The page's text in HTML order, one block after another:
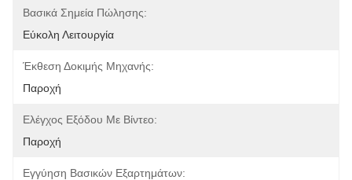
Βασικά Σημεία Πώλησης:
Εύκολη Λειτουργία
Έκθεση Δοκιμής Μηχανής:
Παροχή
Ελέγχος Εξόδου Με Βίντεο:
Παροχή
Εγγύηση Βασικών Εξαρτημάτων: